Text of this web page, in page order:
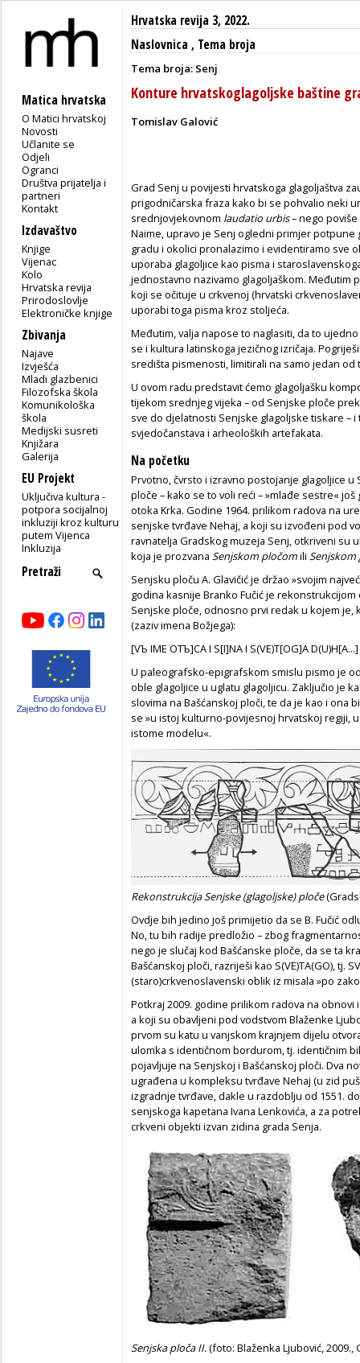
Matica hrvatska
O Matici hrvatskoj
Novosti
Učlanite se
Odjeli
Ogranci
Društva prijatelja i
partneri
Kontakt
Izdavaštvo
Knjige
Vijenac
Kolo
Hrvatska revija
Prirodoslovlje
Elektroničke knjige
Zbivanja
Najave
Izvješća
Mladi glazbenici
Filozofska škola
Komunikološka
škola
Medijski susreti
Knjižara
Galerija
EU Projekt
Uključiva kultura -
potpora socijalnoj
inkluziji kroz kulturu
putem Vijenca
Inkluzija
Hrvatska revija 3, 2022.
Naslovnica , Tema broja
Tema broja: Senj
Konture hrvatskoglagoljske baštine
Tomislav Galović
Grad Senj u povijesti hrvatskoga glagoljaštva
prigodničarska fraza kako bi se pohvalio neki
srednjovjekovnom laudatio urbis– nego
Naime, upravo je Senj ogledni primjer potpune
gradu i okolici pronalazimo i evidentiramo sve
uporaba glagoljice kao pisma i
jednostavno nazivamo glagoljaškom.
koji se očituje u crkvenoj (hrvatski
uporabi toga pisma kroz stoljeća.
Međutim, valja napose to naglasiti, da to
se i kultura latinskoga jezičnog izričaja.
središta pismenosti, limitirali na samo jedan
U ovom radu predstavit ćemo glagoljašku
tijekom srednjeg vijeka – od Senjske ploče
sve do djelatnosti Senjske glagoljske tiskare –
svjedočanstava i arheoloških artefakata.
Na početku
Prvotno, čvrsto i izravno postojanje glagoljice
ploče – kako se to voli reći – »mlađe sestre«
otoka Krka. Godine 1964. prilikom radova na
senjske tvrđave Nehaj, a koji su izvođeni pod
ravnatelja Gradskog muzeja Senj, otkriveni su
koja je prozvana Senjskom pločomili
Senjsku ploču A. Glavičić je držao »svojim
godina kasnije Branko Fučić je
Senjske ploče, odnosno prvi redak u kojem je,
(zaziv imena Božjega):
[VЪ IME OTЪ]CA I S[I]NA I S(VE)T[OG]A D(U)H[A...]
U paleografsko-epigrafskom smislu pismo je
oble glagoljice u uglatu glagoljicu. Zaključio je
slovima na Bašćanskoj ploči, te da je kao i ona
se »u istoj kulturno-povijesnoj hrvatskoj regiji,
istome modelu«.
Rekonstrukcija Senjske (glagoljske) ploče
Ovdje bih jedino još primijetio da se B. Fučić
No, tu bih radije predložio – zbog
nego je slučaj kod Bašćanske ploče, da se ta
Bašćanskoj ploči, razriješi kao S(VE)TA(GO), tj.
(staro)crkvenoslavenski oblik iz misala »po
Potkraj 2009. godine prilikom radova na
a koji su obavljeni pod vodstvom Blaženke
prvom su katu u vanjskom krajnjem dijelu
ulomka s identičnom bordurom, tj. identičnim
pojavljuje na Senjskoj i Bašćanskoj ploči. Dva
ugrađena u kompleksu tvrđave Nehaj (u zid
izgradnje tvrđave, dakle u razdoblju od 1551.
senjskoga kapetana Ivana Lenkovića, a za
crkveni objekti izvan zidina grada Senja.
Senjska ploča II.(foto: Blaženka Ljubović, 2009.,